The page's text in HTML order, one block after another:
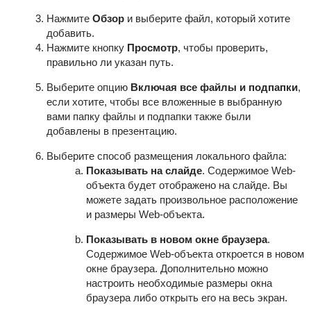
Нажмите Обзори выберите файл, который хотите
добавить.
Нажмите кнопку Просмотр, чтобы проверить,
правильно ли указан путь.
Выберите опцию Включая все файлы и подпапки,
если хотите, чтобы все вложенные в выбранную
вами папку файлы и подпапки также были
добавлены в презентацию.
Выберите способ размещения локального файла:
Показывать на слайде. Содержимое Web-
объекта будет отображено на слайде. Вы
можете задать произвольное расположение
и размеры Web-объекта.
Показывать в новом окне браузера.
Содержимое Web-объекта откроется в новом
окне браузера. Дополнительно можно
настроить необходимые размеры окна
браузера либо открыть его на весь экран.